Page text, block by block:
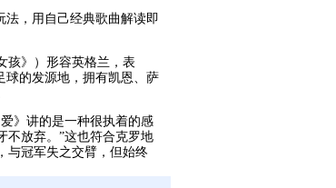
法，用自己经典歌曲解读即
孩》）形容英格兰，表
球的发源地，拥有凯恩、萨
》讲的是一种很执着的感
不放弃。”这也符合克罗地
与冠军失之交臂，但始终